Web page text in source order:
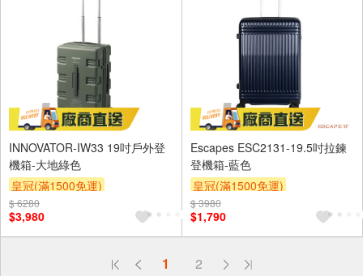
INNOVATOR-IW33 19吋戶外登
機箱-大地綠色
皇冠(滿1500免運)
$ 6280
$3,980
Escapes ESC2131-19.5吋拉鍊
登機箱-藍色
皇冠(滿1500免運)
$ 3980
$1,790
1 2
偏遠地區配送